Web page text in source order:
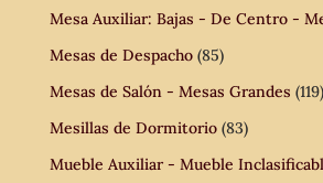
Mesa Auxiliar: Bajas - De Centro -
Mesas de Despacho (85)
Mesas de Salón - Mesas Grandes (119)
Mesillas de Dormitorio (83)
Mueble Auxiliar - Mueble